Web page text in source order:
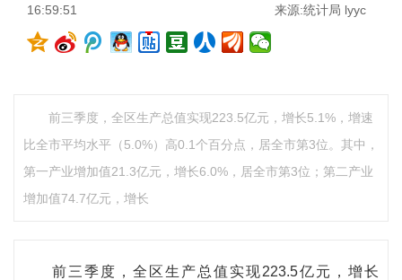
16:59:51
来源:统计局 lyyc
前三季度，全区生产总值实现223.5亿元，增长5.1%，增速
比全市平均水平（5.0%）高0.1个百分点，居全市第3位。其中，
第一产业增加值21.3亿元，增长6.0%，居全市第3位；第二产业
增加值74.7亿元，增长
前三季度，全区生产总值实现223.5亿元，增长